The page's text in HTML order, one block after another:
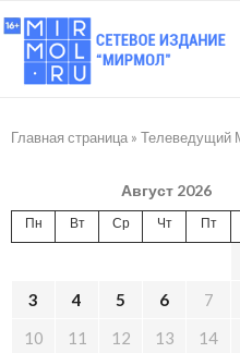
Главная страница » Телеведущий
Август 2026
Пн Вт Ср Чт Пт
3
4 5 6 7
10
11 12 13 14